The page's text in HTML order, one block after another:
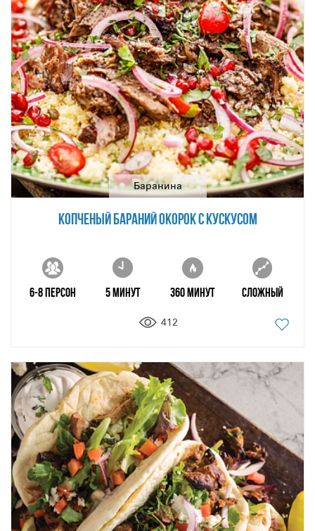
Баранина
КОПЧЕНЫЙ БАРАНИЙ ОКОРОК С КУСКУСОМ
6-8 персон 5 минут 360 минут Сложный
412